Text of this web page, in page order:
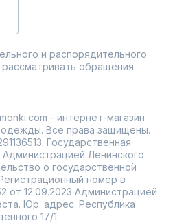
и распорядительного
обращения
- интернет-магазин
Все права защищены.
Государственная
Администрацией Ленинского
о государственной
номер в
от 12.09.2023 Администрацией
Юр. адрес: Республика
17/1.